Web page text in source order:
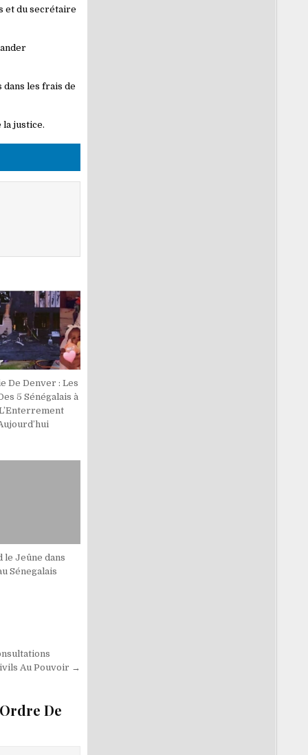
et du secrétaire
dans les frais de
justice.
De Denver : Les
5 Sénégalais à
le Jeûne dans
Sénegalais
Au Pouvoir →
De